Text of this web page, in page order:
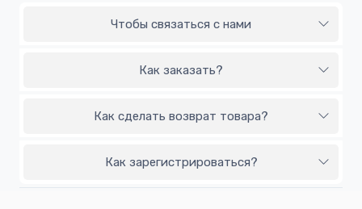
Чтобы связаться с нами
Как заказать?
Как сделать возврат товара?
Как зарегистрироваться?